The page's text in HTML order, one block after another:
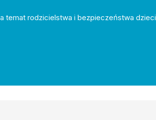
temat rodzicielstwa i bezpieczeństwa dzieci